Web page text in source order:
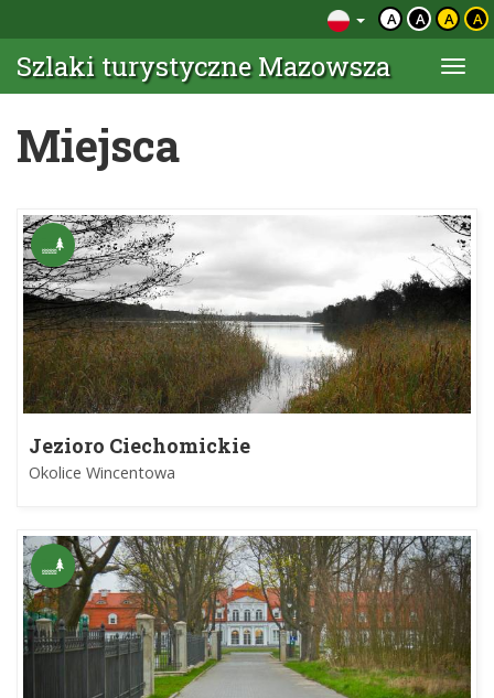
A A A A
Szlaki turystyczne Mazowsza
Miejsca
Jezioro Ciechomickie
Okolice Wincentowa